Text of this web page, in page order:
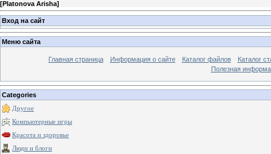
[Platonova Arisha]
Вход на сайт
Меню сайта
Главная страница Информация о сайте Каталог файлов
Каталог
Полезная
Categories
Другое
Компьютерные игры
Красота и здоровье
Люди и блоги